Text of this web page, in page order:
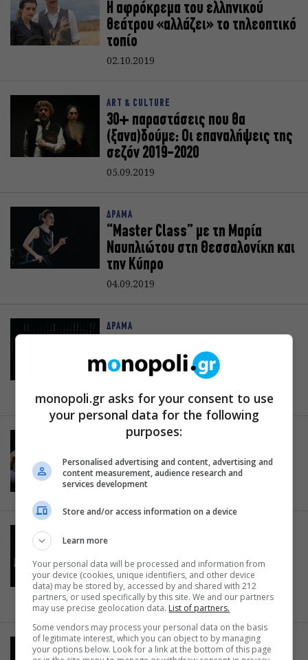
Η αφρόκρεμα του ελληνικού
θεάτρου «αλλάζει» το τηλεοπτικό
τοπίο
02.10.2019
ART & CULTURE
30+ παραστάσεις που θα
(ξανα)δούμε: Οι επαναλήψεις της
σεζόν 2019-2020
05.09.2019
ΔΡΑΜΑ
“Master Class” με τη Μαρία
Ναυπλιώτου στη Θεσσαλονίκη και
την Κύπρο
04.09.2019
ΔΡΑΜΑ
Ναυπλιώτου στο Θέατρο
Δημήτρης Χορν
04.09.2019
ART & CULTURE
Τι μου έμαθε η θεατρική σεζόν
2018-2019
24.04.2019
εξαντλήθηκαν και η παράσταση
ταξιδεύει στη Θεσσαλονίκη
11.02.2019
STATUS UPDATE
monopoli.gr asks for your consent to use
your personal data for the following
purposes:
Personalised advertising and content, advertising and
content measurement, audience research and
services development
Store and/or access information on a device
Learn more
Your personal data will be processed and information from
your device (cookies, unique identifiers, and other device
data) may be stored by, accessed by and shared with 212
partners, or used specifically by this site. We and our partners
may use precise geolocation data. List of partners.
Some vendors may process your personal data on the basis
of legitimate interest, which you can object to by managing
your options below. Look for a link at the bottom of this page